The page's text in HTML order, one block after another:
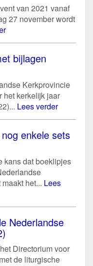
van 2021 vanaf
27 november wordt
bijlagen
Kerkprovincie
het kerkelijk jaar
Lees verder
enkele sets
kans dat boeklipjes
het... Lees
Nederlandse
Directorium voor
de liturgische